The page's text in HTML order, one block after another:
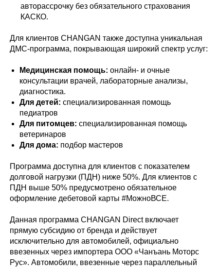
авторассрочку без обязательного страхования
КАСКО.
Для клиентов CHANGAN также доступна уникальная
ДМС-программа, покрывающая широкий спектр услуг:
Медицинская помощь: онлайн- и очные
консультации врачей, лабораторные анализы,
диагностика.
Для детей: специализированная помощь
педиатров
Для питомцев: специализированная помощь
ветеринаров
Для дома: подбор мастеров
Программа доступна для клиентов с показателем
долговой нагрузки (ПДН) ниже 50%. Для клиентов с
ПДН выше 50% предусмотрено обязательное
оформление дебетовой карты #МожноВСЕ.
Данная программа CHANGAN Direct включает
прямую субсидию от бренда и действует
исключительно для автомобилей, официально
ввезенных через импортера ООО «Чанъань Моторс
Рус». Автомобили, ввезенные через параллельный